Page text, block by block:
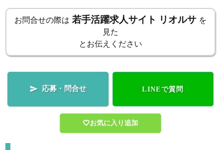
お問合せの際は 若手活躍求人サイト リオルサ を
見た
とお伝えください
 応募・問合せ LINEで質問
お気に入り追加